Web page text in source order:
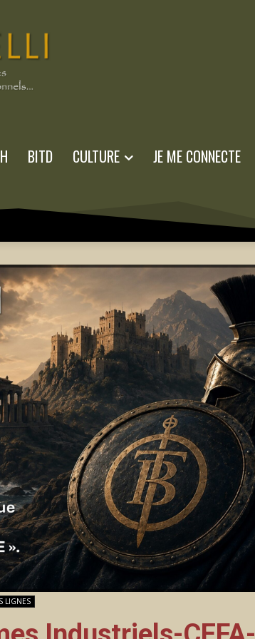
BITD CULTURE JE ME CONNECTE
LIGNES